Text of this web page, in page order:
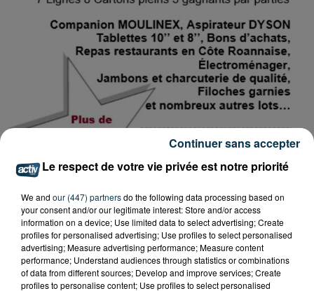
Tarif Payant
Le respect de votre vie privée est notre priorité
We and our (447) partnersdo the following data processing based on
your consent and/or our legitimate interest: Store and/or access
information on a device; Use limited data to select advertising; Create
profiles for personalised advertising; Use profiles to select personalised
advertising; Measure advertising performance; Measure content
performance; Understand audiences through statistics or combinations
of data from different sources; Develop and improve services; Create
profiles to personalise content; Use profiles to select personalised
Continuer sans accepter